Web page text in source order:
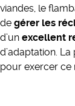
viandes, le
de gérer les
d’un excellent
d’adaptation.
pour exercer ce